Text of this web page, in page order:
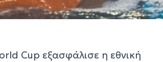
Cup εξασφάλισε η εθνική